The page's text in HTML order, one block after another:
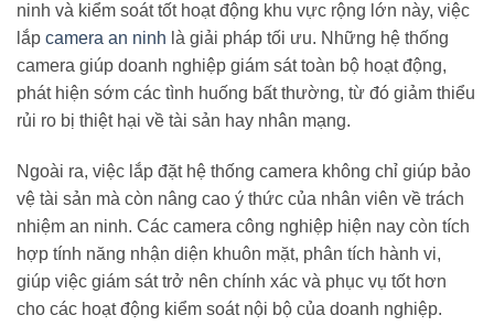
ninh và kiểm soát tốt hoạt động khu vực rộng lớn này, việc
lắp camera an ninh là giải pháp tối ưu. Những hệ thống
camera giúp doanh nghiệp giám sát toàn bộ hoạt động,
phát hiện sớm các tình huống bất thường, từ đó giảm thiểu
rủi ro bị thiệt hại về tài sản hay nhân mạng.
Ngoài ra, việc lắp đặt hệ thống camera không chỉ giúp bảo
vệ tài sản mà còn nâng cao ý thức của nhân viên về trách
nhiệm an ninh. Các camera công nghiệp hiện nay còn tích
hợp tính năng nhận diện khuôn mặt, phân tích hành vi,
giúp việc giám sát trở nên chính xác và phục vụ tốt hơn
cho các hoạt động kiểm soát nội bộ của doanh nghiệp.